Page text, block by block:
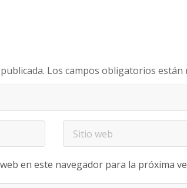
Los campos obligatorios están
en este navegador para la próxima